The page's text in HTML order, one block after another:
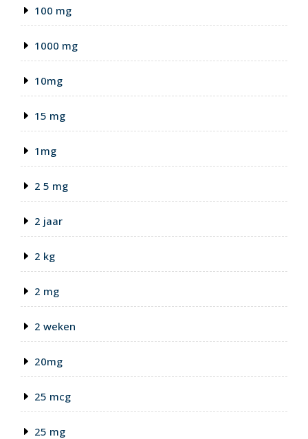
100 mg
1000 mg
10mg
15 mg
1mg
2 5 mg
2 jaar
2 kg
2 mg
2 weken
20mg
25 mcg
25 mg